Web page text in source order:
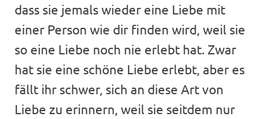
dass sie jemals wieder eine Liebe mit
einer Person wie dir finden wird, weil sie
so eine Liebe noch nie erlebt hat. Zwar
hat sie eine schöne Liebe erlebt, aber es
fällt ihr schwer, sich an diese Art von
Liebe zu erinnern, weil sie seitdem nur